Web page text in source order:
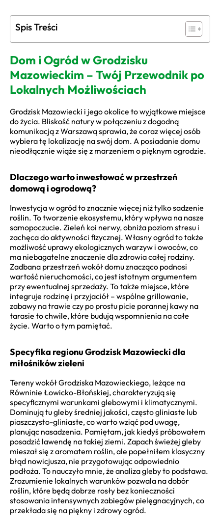
Spis Treści
Dom i Ogród w Grodzisku
Mazowieckim – Twój Przewodnik po
Lokalnych Możliwościach
Grodzisk Mazowiecki i jego okolice to wyjątkowe miejsce
do życia. Bliskość natury w połączeniu z dogodną
komunikacją z Warszawą sprawia, że coraz więcej osób
wybiera tę lokalizację na swój dom. A posiadanie domu
nieodłącznie wiąże się z marzeniem o pięknym ogrodzie.
Dlaczego warto inwestować w przestrzeń
domową i ogrodową?
Inwestycja w ogród to znacznie więcej niż tylko sadzenie
roślin. To tworzenie ekosystemu, który wpływa na nasze
samopoczucie. Zieleń koi nerwy, obniża poziom stresu i
zachęca do aktywności fizycznej. Własny ogród to także
możliwość uprawy ekologicznych warzyw i owoców, co
ma niebagatelne znaczenie dla zdrowia całej rodziny.
Zadbana przestrzeń wokół domu znacząco podnosi
wartość nieruchomości, co jest istotnym argumentem
przy ewentualnej sprzedaży. To także miejsce, które
integruje rodzinę i przyjaciół – wspólne grillowanie,
zabawy na trawie czy po prostu picie porannej kawy na
tarasie to chwile, które budują wspomnienia na całe
życie. Warto o tym pamiętać.
Specyfika regionu Grodzisk Mazowiecki dla
miłośników zieleni
Tereny wokół Grodziska Mazowieckiego, leżące na
Równinie Łowicko-Błońskiej, charakteryzują się
specyficznymi warunkami glebowymi i klimatycznymi.
Dominują tu gleby średniej jakości, często gliniaste lub
piaszczysto-gliniaste, co warto wziąć pod uwagę,
planując nasadzenia. Pamiętam, jak kiedyś próbowałem
posadzić lawendę na takiej ziemi. Zapach świeżej gleby
mieszał się z aromatem roślin, ale popełniłem klasyczny
błąd nowicjusza, nie przygotowując odpowiednio
podłoża. To nauczyło mnie, że analiza gleby to podstawa.
Zrozumienie lokalnych warunków pozwala na dobór
roślin, które będą dobrze rosły bez konieczności
stosowania intensywnych zabiegów pielęgnacyjnych, co
przekłada się na piękny i zdrowy ogród.